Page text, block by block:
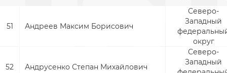
51 Андреев Максим Борисович
Северо-
Западный
округ
52 Андрусенко Степан Михайлович
Северо-
Западный